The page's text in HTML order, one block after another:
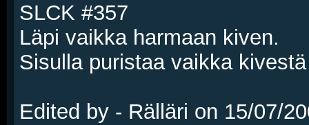
SLCK #357
Läpi vaikka harmaan kiven.
Sisulla puristaa vaikka
Edited by - Rälläri on 15/07/